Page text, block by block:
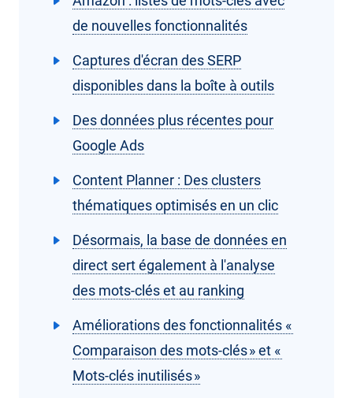
de nouvelles fonctionnalités
Captures d'écran des SERP
disponibles dans la boîte à outils
Des données plus récentes pour
Google Ads
Content Planner : Des clusters
thématiques optimisés en un clic
Désormais, la base de données en
direct sert également à l'analyse
des mots-clés et au ranking
Améliorations des fonctionnalités «
Comparaison des mots-clés » et «
Mots-clés inutilisés »